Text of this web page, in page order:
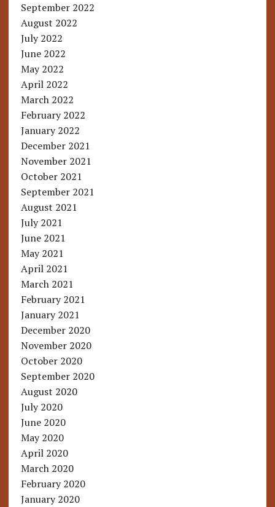
September 2022
August 2022
July 2022
June 2022
May 2022
April 2022
March 2022
February 2022
January 2022
December 2021
November 2021
October 2021
September 2021
August 2021
July 2021
June 2021
May 2021
April 2021
March 2021
February 2021
January 2021
December 2020
November 2020
October 2020
September 2020
August 2020
July 2020
June 2020
May 2020
April 2020
March 2020
February 2020
January 2020